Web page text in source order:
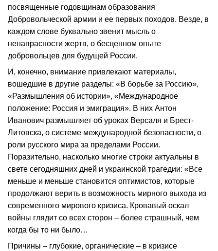
посвященные годовщинам образования
Добровольческой армии и ее первых походов. Везде, в
каждом слове буквально звенит мысль о
ненапрасности жертв, о бесценном опыте
добровольцев для будущей России.
И, конечно, внимание привлекают материалы,
вошедшие в другие разделы: «В борьбе за Россию»,
«Размышления об истории», «Международное
положение: Россия и эмиграция». В них Антон
Иванович размышляет об уроках Версаля и Брест-
Литовска, о системе международной безопасности, о
роли русского мира за пределами России.
Поразительно, насколько многие строки актуальны в
свете сегодняшних дней и украинской трагедии: «Все
меньше и меньше становится оптимистов, которые
продолжают верить в возможность мирного выхода из
современного мирового кризиса. Кровавый оскал
войны глядит со всех сторон – более страшный, чем
когда бы то ни было…
Причины – глубокие, органические – в кризисе